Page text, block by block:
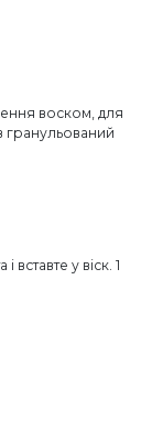
воском, для
вставте у віск. 1